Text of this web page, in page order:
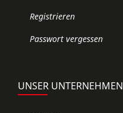
Registrieren
Passwort vergessen
UNSER UNTERNEHMEN